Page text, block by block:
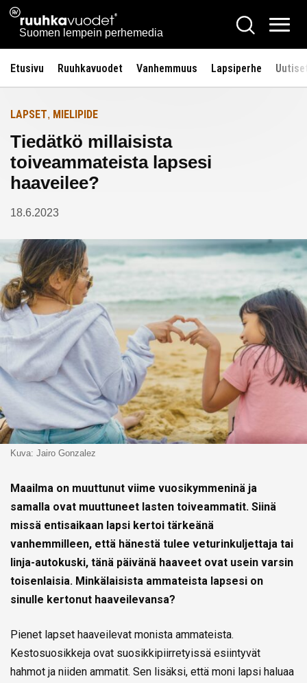
Siirry
sisältöön
Ruuhkavuodet.fi
Suomen lempein perhemedia
Hae
Etusivu Ruuhkavuodet Vanhemmuus Lapsiperhe
Etusivulle
LAPSET, MIELIPIDE
Tiedätkö millaisista
toiveammateista lapsesi
haaveilee?
18.6.2023
Kuva: Jairo Gonzalez
Maailma on muuttunut viime vuosikymmeninä ja
samalla ovat muuttuneet lasten toiveammatit. Siinä
missä entisaikaan lapsi kertoi tärkeänä
vanhemmilleen, että hänestä tulee veturinkuljettaja tai
linja-autokuski, tänä päivänä haaveet ovat usein varsin
toisenlaisia. Minkälaisista ammateista lapsesi on
sinulle kertonut haaveilevansa?
Pienet lapset haaveilevat monista ammateista.
Kestosuosikkeja ovat suosikkipiirretyissä esiintyvät
hahmot ja niiden ammatit. Sen lisäksi, että moni lapsi haluaa